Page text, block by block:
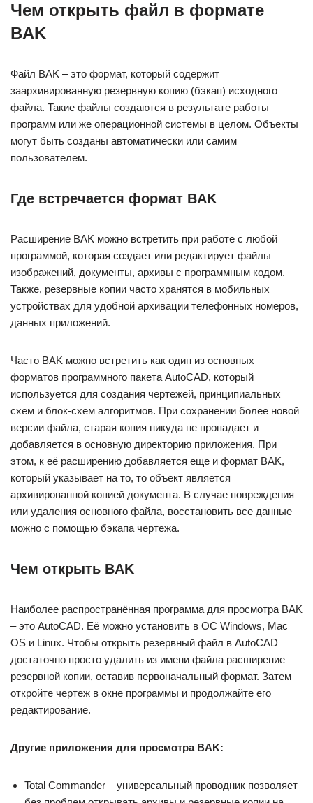
Чем открыть файл в формате
BAK
Файл BAK – это формат, который содержит
заархивированную резервную копию (бэкап) исходного
файла. Такие файлы создаются в результате работы
программ или же операционной системы в целом. Объекты
могут быть созданы автоматически или самим
пользователем.
Где встречается формат BAK
Расширение BAK можно встретить при работе с любой
программой, которая создает или редактирует файлы
изображений, документы, архивы с программным кодом.
Также, резервные копии часто хранятся в мобильных
устройствах для удобной архивации телефонных номеров,
данных приложений.
Часто BAK можно встретить как один из основных
форматов программного пакета AutoCAD, который
используется для создания чертежей, принципиальных
схем и блок-схем алгоритмов. При сохранении более новой
версии файла, старая копия никуда не пропадает и
добавляется в основную директорию приложения. При
этом, к её расширению добавляется еще и формат BAK,
который указывает на то, то объект является
архивированной копией документа. В случае повреждения
или удаления основного файла, восстановить все данные
можно с помощью бэкапа чертежа.
Чем открыть BAK
Наиболее распространённая программа для просмотра BAK
– это AutoCAD. Её можно установить в ОС Windows, Mac
OS и Linux. Чтобы открыть резервный файл в AutoCAD
достаточно просто удалить из имени файла расширение
резервной копии, оставив первоначальный формат. Затем
откройте чертеж в окне программы и продолжайте его
редактирование.
Другие приложения для просмотра BAK:
Total Commander – универсальный проводник позволяет